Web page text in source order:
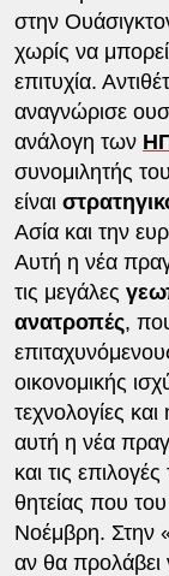
στην
χωρίς να
επιτυχία.
αναγνώρισε
ανάλογη των
συνομιλητής
είναι
Ασία και την
Αυτή η νέα
τις μεγάλες
ανατροπές,
οικονομικής
τεχνολογίες και
αυτή η νέα
και τις
θητείας που
Νοέμβρη. Στην
αν θα προλάβει